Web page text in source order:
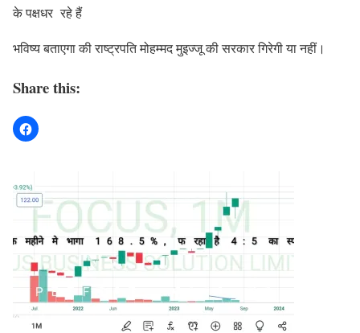
के पक्षधर रहे हैं
भविष्य बताएगा की राष्ट्रपति मोहम्मद मुइज्जू की सरकार गिरेगी या नहीं।
Share this: